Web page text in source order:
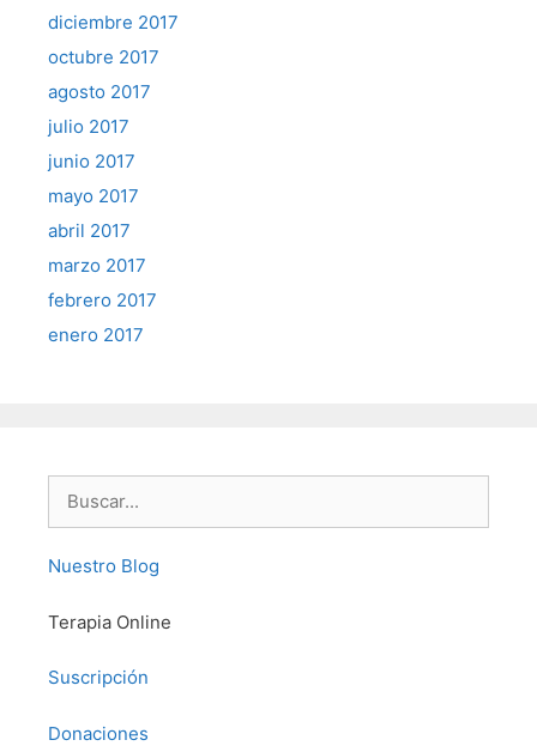
diciembre 2017
octubre 2017
agosto 2017
julio 2017
junio 2017
mayo 2017
abril 2017
marzo 2017
febrero 2017
enero 2017
Nuestro Blog
Terapia Online
Suscripción
Donaciones